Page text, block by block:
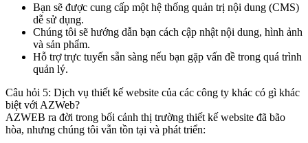
Bạn sẽ được cung cấp một hệ thống quản trị nội dung (CMS)
dễ sử dụng.
Chúng tôi sẽ hướng dẫn bạn cách cập nhật nội dung, hình ảnh
và sản phẩm.
Hỗ trợ trực tuyến sẵn sàng nếu bạn gặp vấn đề trong quá trình
quản lý.
Câu hỏi 5: Dịch vụ thiết kế website của các công ty khác có gì khác
biệt với AZWeb?
AZWEB ra đời trong bối cảnh thị trường thiết kế website đã bão
hòa, nhưng chúng tôi vẫn tồn tại và phát triển: